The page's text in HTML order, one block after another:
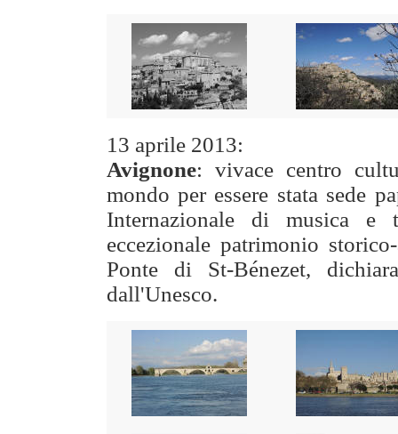
13 aprile 2013:
Avignone: vivace centro
mondo per essere stata sede
Internazionale di musica e
eccezionale patrimonio
Ponte di St-Bénezet,
dall'Unesco.